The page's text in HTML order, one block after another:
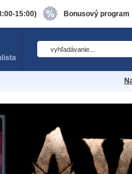
15:00) Bonusový program